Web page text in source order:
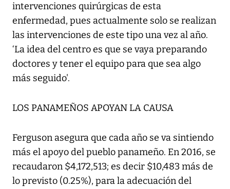
intervenciones quirúrgicas de esta
enfermedad, pues actualmente solo se realizan
las intervenciones de este tipo una vez al año.
‘La idea del centro es que se vaya preparando
doctores y tener el equipo para que sea algo
más seguido'.
LOS PANAMEÑOS APOYAN LA CAUSA
Ferguson asegura que cada año se va sintiendo
más el apoyo del pueblo panameño. En 2016, se
recaudaron $4,172,513; es decir $10,483 más de
lo previsto (0.25%), para la adecuación del